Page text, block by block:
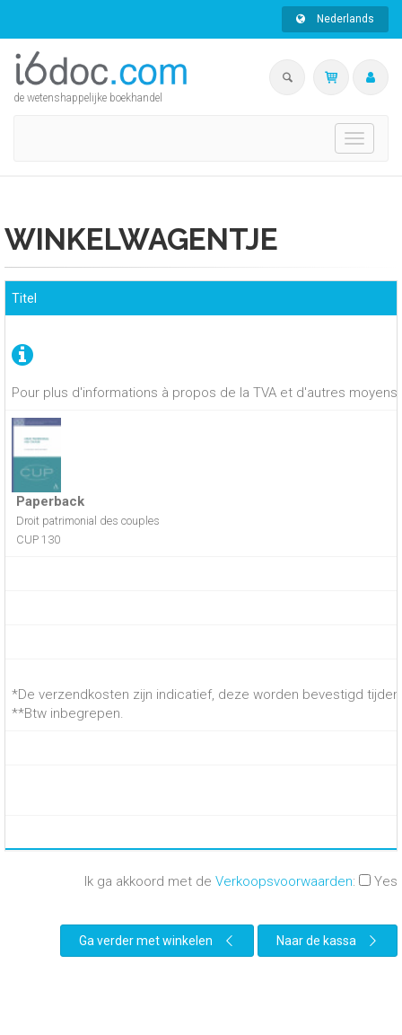
Nederlands
de wetenshappelijke boekhandel
Toggle
WINKELWAGENTJE
Pour plus d'informations à propos de la TVA et d'autres
Titel
Paperback
Droit patrimonial des couples
CUP 130
*De verzendkosten zijn indicatief, deze worden bevestigd
**Btw inbegrepen.
Ik ga akkoord met de Verkoopsvoorwaarden: Yes
Ga verder met winkelen Naar de kassa